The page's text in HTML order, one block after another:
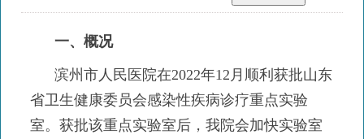
一、概况
滨州市人民医院在2022年12月顺利获批山东
省卫生健康委员会感染性疾病诊疗重点实验
室。获批该重点实验室后，我院会加快实验室